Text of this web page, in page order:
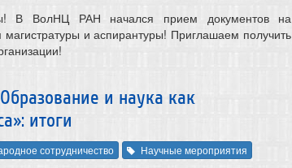
В ВолНЦ РАН начался прием документов на
и аспирантуры! Приглашаем получить
и наука как
итоги
сотрудничество Научные мероприятия